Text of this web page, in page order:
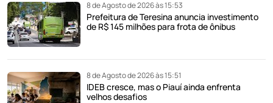
8 de Agosto de 2026 às 15:53
Prefeitura de Teresina anuncia investimento
de R$ 145 milhões para frota de ônibus
8 de Agosto de 2026 às 15:51
IDEB cresce, mas o Piauí ainda enfrenta
velhos desafios